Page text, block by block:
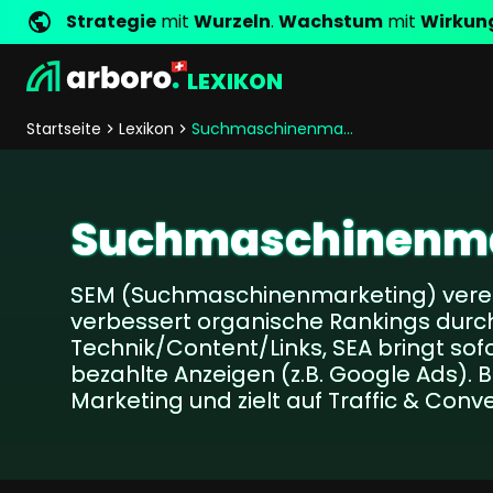
Strategie mit Wurzeln. Wachstum mit
LEXIKON
Entwicklung
Shopentwicklung
Online Marketing
SEO
Content
Comparison Shopping
Social Media Marketing
Server-Side-Tracking
Newsletter-Marketing
Shop ErfolgsstorysShop Referenzen
ManagementUnternehmenswerte
Jobsarboro als ArbeitgeberCore Values
AnfrageStandorte
Startseite Lexikon Suchmaschinenmarketing
SEM (Suchmaschinenmarketing)
verbessert organische Rankings
Technik/Content/Links, SEA bringt
bezahlte Anzeigen (z.B. Google Ads).
Marketing und zielt auf Traffic &